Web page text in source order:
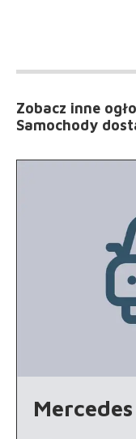
Zobacz inne
Samochody